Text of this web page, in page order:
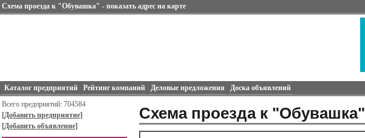
Схема проезда к "Обувашка" - показать адрес на карте
Каталог предприятий Рейтинг компаний Деловые предложения
Доска объявлений
Всего предприятий: 704584
[Добавить предприятие]
[Добавить объявление]
Схема проезда к "Обувашка"